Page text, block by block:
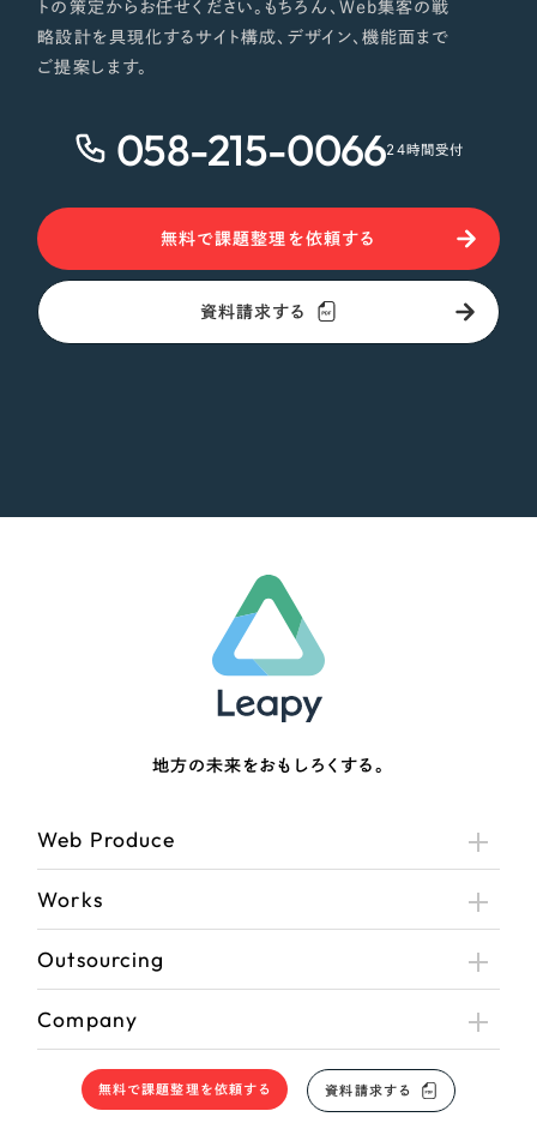
トの策定からお任せください。もちろん、Web集客の戦
略設計を具現化するサイト構成、デザイン、機能面まで
ご提案します。
058-215-006624時間受付
無料で課題整理を依頼する
資料請求する
地方の未来をおもしろくする。
Web Produce
Works
Outsourcing
Company
無料で課題整理を依頼する 資料請求する